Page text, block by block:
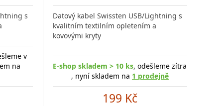
s
v
na
Datový kabel Swissten USB/Lightning s
kvalitním textilním opletením a
kovovými kryty
E-shop skladem > 10 ks, odešleme zítra
, nyní skladem na 1 prodejně
199 Kč